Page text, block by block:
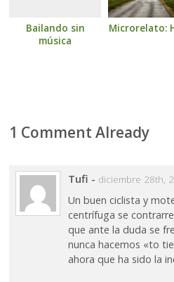
Bailando sin
música
Microrelato:
1 Comment Already
Tufi - diciembre 28th,
Un buen ciclista y
centrífuga se
que ante la duda se
nunca hacemos «to
ahora que ha sido la